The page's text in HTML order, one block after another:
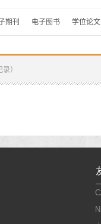
期刊 电子图书 学位论文
）